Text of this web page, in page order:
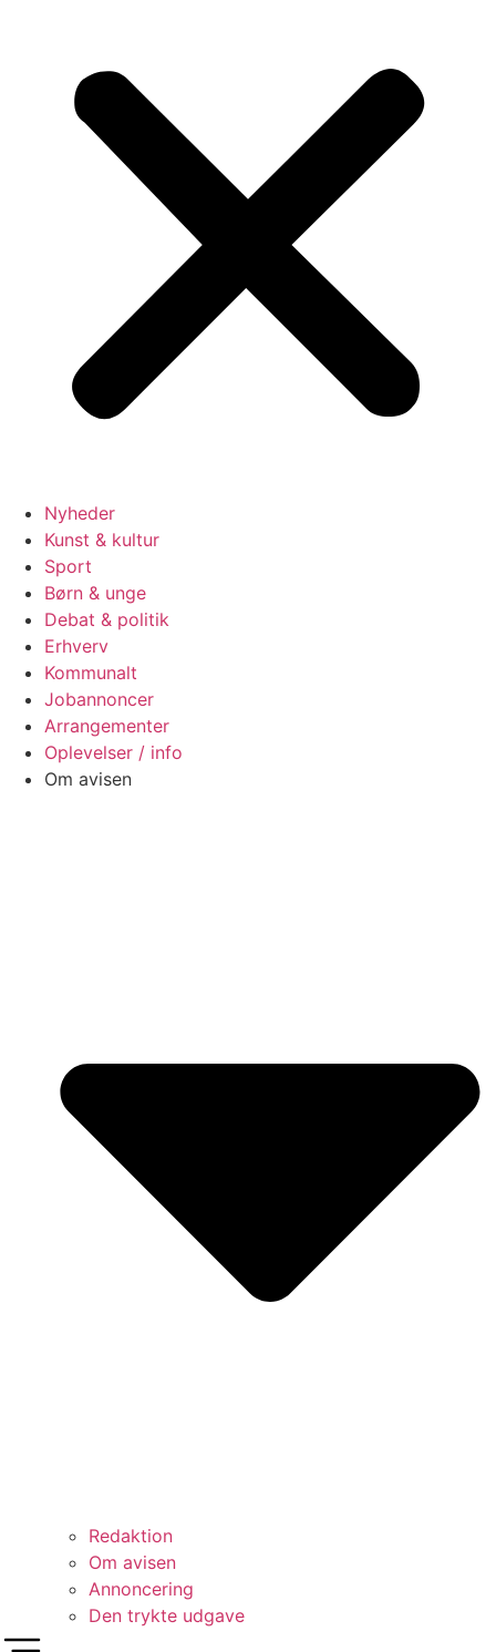
Nyheder
Kunst & kultur
Sport
Børn & unge
Debat & politik
Erhverv
Kommunalt
Jobannoncer
Arrangementer
Oplevelser / info
Om avisen
Redaktion
Om avisen
Annoncering
Den trykte udgave